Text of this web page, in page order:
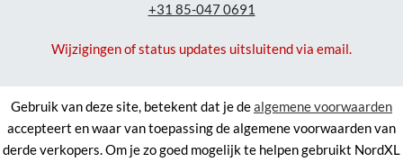
+31 85-047 0691
Wijzigingen of status updates uitsluitend via email.
Gebruik van deze site, betekent dat je dealgemene voorwaarden
accepteert en waar van toepassing de algemene voorwaarden van
derde verkopers. Om je zo goed mogelijk te helpen gebruikt NordXL